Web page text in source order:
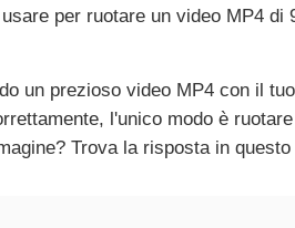
per ruotare un video MP4
un prezioso video MP4 con il
l'unico modo è
Trova la risposta in questo